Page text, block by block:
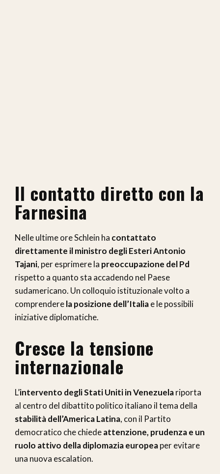
Il contatto diretto con la
Farnesina
Nelle ultime ore Schlein ha contattato
direttamente il ministro degli EsteriAntonio
Tajani, per esprimere la preoccupazione del Pd
rispetto a quanto sta accadendo nel Paese
sudamericano. Un colloquio istituzionale volto a
comprenderela posizione dell’Italiae le possibili
iniziative diplomatiche.
Cresce la tensione
internazionale
L’intervento degli Stati Uniti in Venezuelariporta
al centro del dibattito politico italiano il tema della
stabilità dell’America Latina, con il Partito
democratico che chiedeattenzione, prudenza e un
ruolo attivo della diplomazia europeaper evitare
una nuova escalation.